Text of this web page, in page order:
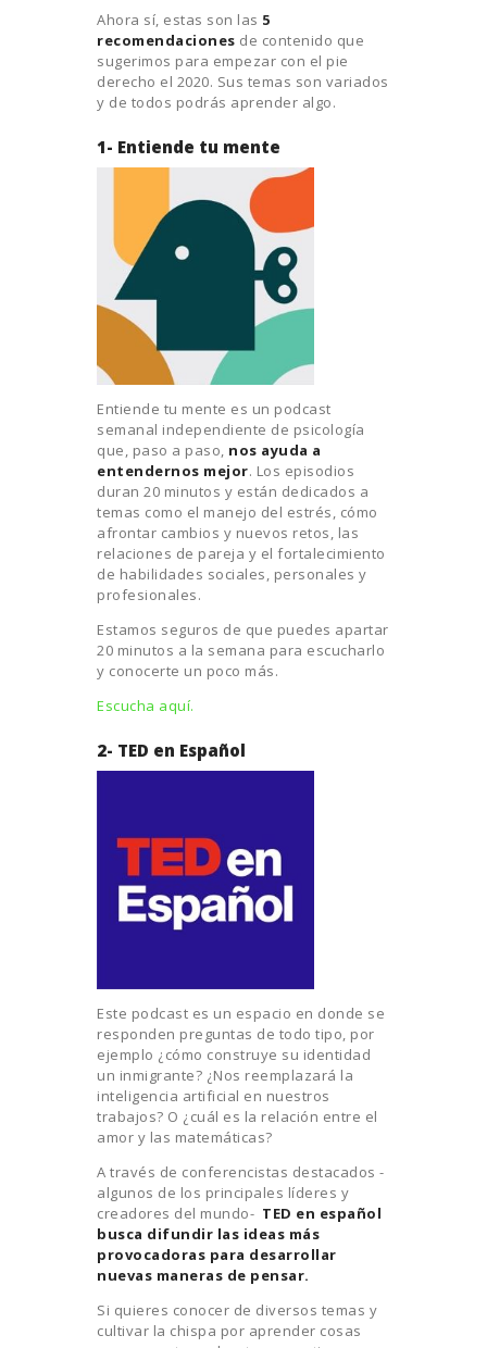
Ahora sí, estas son las 5
recomendaciones de contenido que
sugerimos para empezar con el pie
derecho el 2020. Sus temas son variados
y de todos podrás aprender algo.
1- Entiende tu mente
Entiende tu mente es un podcast
semanal independiente de psicología
que, paso a paso, nos ayuda a
entendernos mejor. Los episodios
duran 20 minutos y están dedicados a
temas como el manejo del estrés, cómo
afrontar cambios y nuevos retos, las
relaciones de pareja y el fortalecimiento
de habilidades sociales, personales y
profesionales.
Estamos seguros de que puedes apartar
20 minutos a la semana para escucharlo
y conocerte un poco más.
Escucha aquí.
2- TED en Español
Este podcast es un espacio en donde se
responden preguntas de todo tipo, por
ejemplo ¿cómo construye su identidad
un inmigrante? ¿Nos reemplazará la
inteligencia artificial en nuestros
trabajos? O ¿cuál es la relación entre el
amor y las matemáticas?
A través de conferencistas destacados -
algunos de los principales líderes y
creadores del mundo- TED en español
busca difundir las ideas más
provocadoras para desarrollar
nuevas maneras de pensar.
Si quieres conocer de diversos temas y
cultivar la chispa por aprender cosas